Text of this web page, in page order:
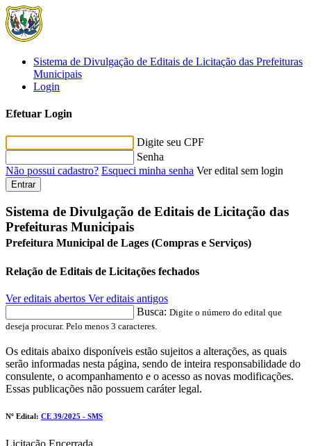
Sistema de Divulgação de Editais de Licitação das Prefeituras
Municipais
Login
Efetuar Login
Digite seu CPF
Senha
Não possui cadastro? Esqueci minha senha Ver edital sem login
Entrar
Sistema de Divulgação de Editais de Licitação das
Prefeituras Municipais
Prefeitura Municipal de Lages (Compras e Serviços)
Relação de Editais de Licitações fechados
Ver editais abertos Ver editais antigos
Busca: Digite o número do edital que
deseja procurar. Pelo menos 3 caracteres.
Os editais abaixo disponíveis estão sujeitos a alterações, as quais
serão informadas nesta página, sendo de inteira responsabilidade do
consulente, o acompanhamento e o acesso as novas modificações.
Essas publicações não possuem caráter legal.
Nº Edital: CE 39/2025 - SMS